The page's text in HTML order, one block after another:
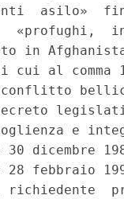
asilo»
«profughi,
in
cui al comma
conflitto
e
30 dicembre
febbraio